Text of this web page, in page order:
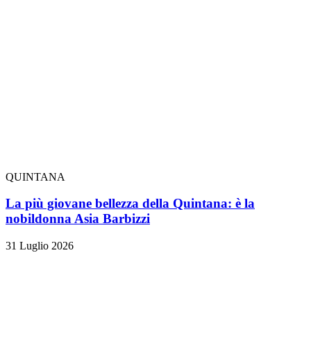
QUINTANA
La più giovane bellezza della Quintana: è la
nobildonna Asia Barbizzi
31 Luglio 2026